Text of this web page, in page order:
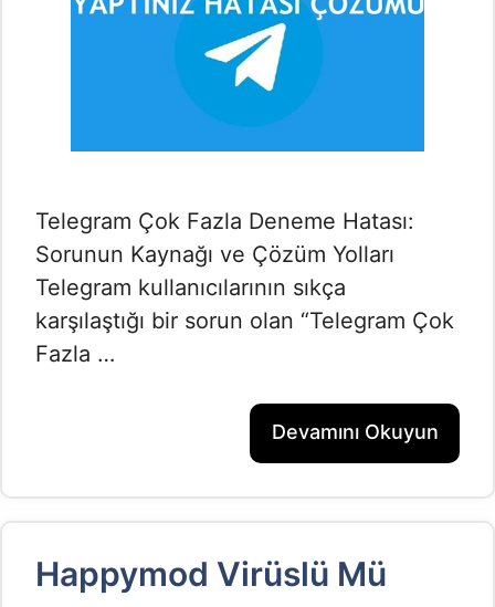
Telegram Çok Fazla Deneme Hatası:
Sorunun Kaynağı ve Çözüm Yolları
Telegram kullanıcılarının sıkça
karşılaştığı bir sorun olan “Telegram Çok
Fazla …
Devamını Okuyun
Happymod Virüslü Mü